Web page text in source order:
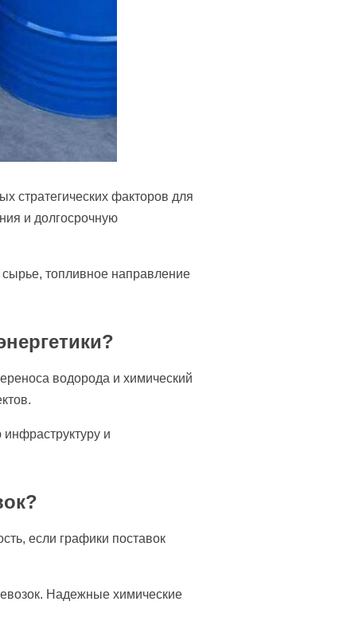
стратегических факторов для
и долгосрочную
топливное направление
водорода и химический
и
если графики поставок
Надежные химические